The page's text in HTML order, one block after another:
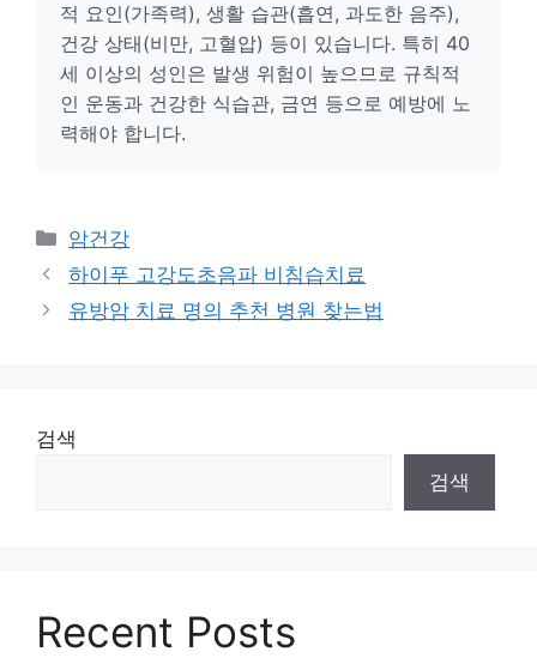
적 요인(가족력), 생활 습관(흡연, 과도한 음주),
건강 상태(비만, 고혈압) 등이 있습니다. 특히 40
세 이상의 성인은 발생 위험이 높으므로 규칙적
인 운동과 건강한 식습관, 금연 등으로 예방에 노
력해야 합니다.
카
테
리
암건강
하이푸 고강도초음파 비침습치료
유방암 치료 명의 추천 병원 찾는법
검색
검색
Recent Posts